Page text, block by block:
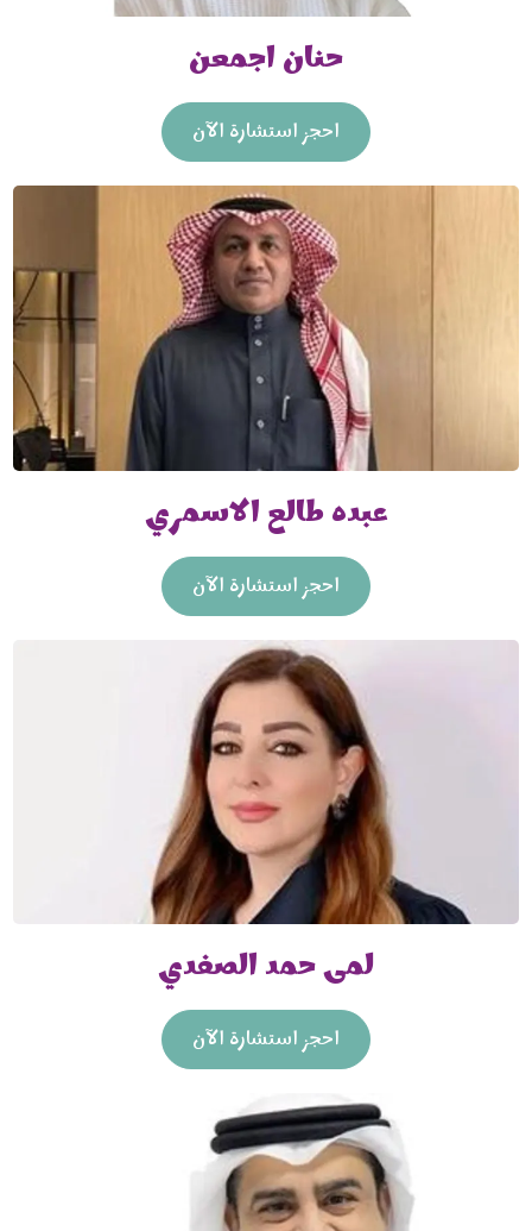
حنان اجمعن
احجز استشارة الآن
عبده طالع الاسمري
احجز استشارة الآن
لمى حمد الصفدي
احجز استشارة الآن